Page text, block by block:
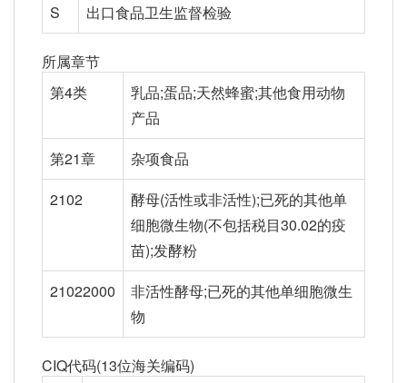
S
出口食品卫生监督检验
所属章节
第4类
乳品;蛋品;天然蜂蜜;其他食用动物
产品
第21章
杂项食品
2102
酵母(活性或非活性);已死的其他单
细胞微生物(不包括税目30.02的疫
苗);发酵粉
21022000
非活性酵母;已死的其他单细胞微生
物
CIQ代码(13位海关编码)